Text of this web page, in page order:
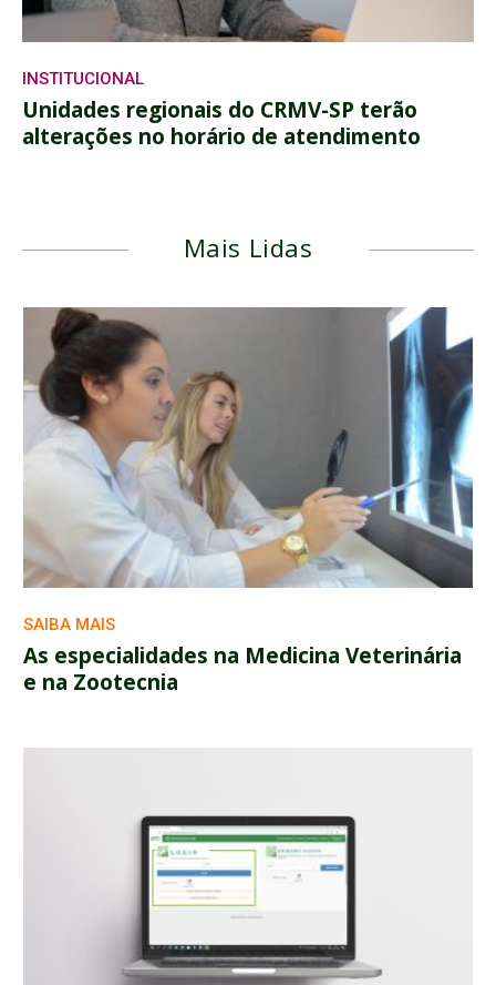
INSTITUCIONAL
Unidades regionais do CRMV-SP terão
alterações no horário de atendimento
Mais Lidas
SAIBA MAIS
As especialidades na Medicina Veterinária
e na Zootecnia